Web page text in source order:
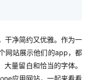
干净简约又优雅。作为一
网站展示他们的app，都
量留白和恰当的字体。
应用网站，一起来看看